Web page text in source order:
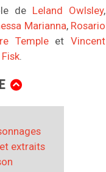
de Leland Owlsley,
Marianna, Rosario
TempleetVincent
.
extraits